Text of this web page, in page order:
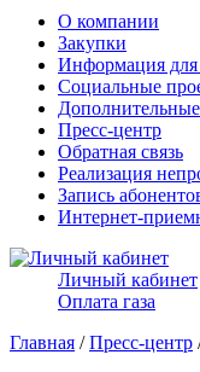
О компании
Закупки
Информация для
Социальные
Пресс-центр
Обратная связь
Реализация
Запись
Интернет-
Личный кабинет
Оплата газа
Главная /Пресс-центр